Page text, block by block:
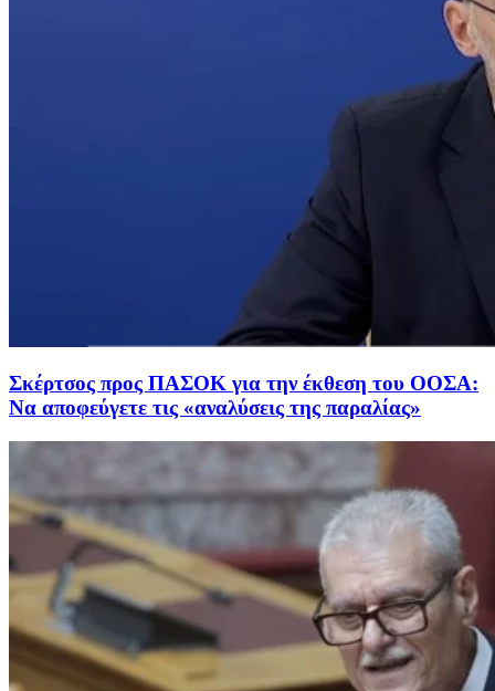
Σκέρτσος προς ΠΑΣΟΚ για την έκθεση του ΟΟΣΑ:
Να αποφεύγετε τις «αναλύσεις της παραλίας»